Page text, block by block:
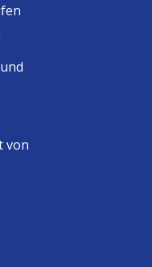
von